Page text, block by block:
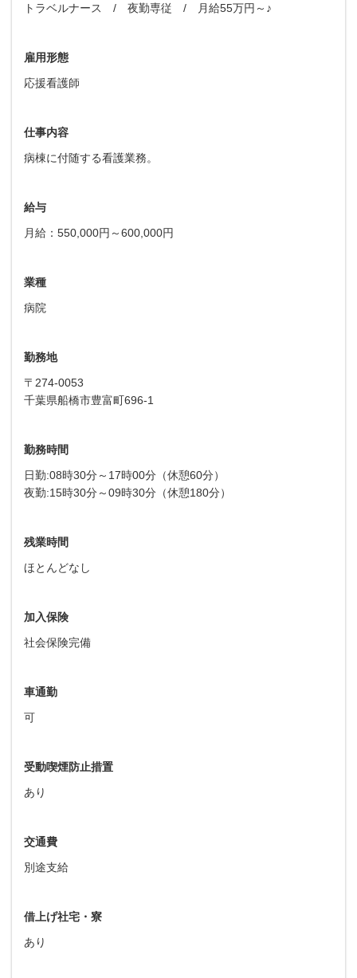
トラベルナース / 夜勤専従 / 月給55万円～♪
雇用形態
応援看護師
仕事内容
病棟に付随する看護業務。
給与
月給：550,000円～600,000円
業種
病院
勤務地
〒274-0053
千葉県船橋市豊富町696-1
勤務時間
日勤:08時30分～17時00分（休憩60分）
夜勤:15時30分～09時30分（休憩180分）
残業時間
ほとんどなし
加入保険
社会保険完備
車通勤
可
受動喫煙防止措置
あり
交通費
別途支給
借上げ社宅・寮
あり